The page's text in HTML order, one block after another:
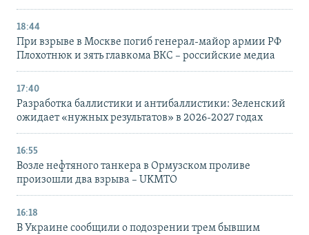
18:44
При взрыве в Москве погиб генерал-майор армии РФ
Плохотнюк и зять главкома ВКС – российские медиа
17:40
Разработка баллистики и антибаллистики: Зеленский
ожидает «нужных результатов» в 2026-2027 годах
16:55
Возле нефтяного танкера в Ормузском проливе
произошли два взрыва – UKMTO
16:18
В Украине сообщили о подозрении трем бывшим